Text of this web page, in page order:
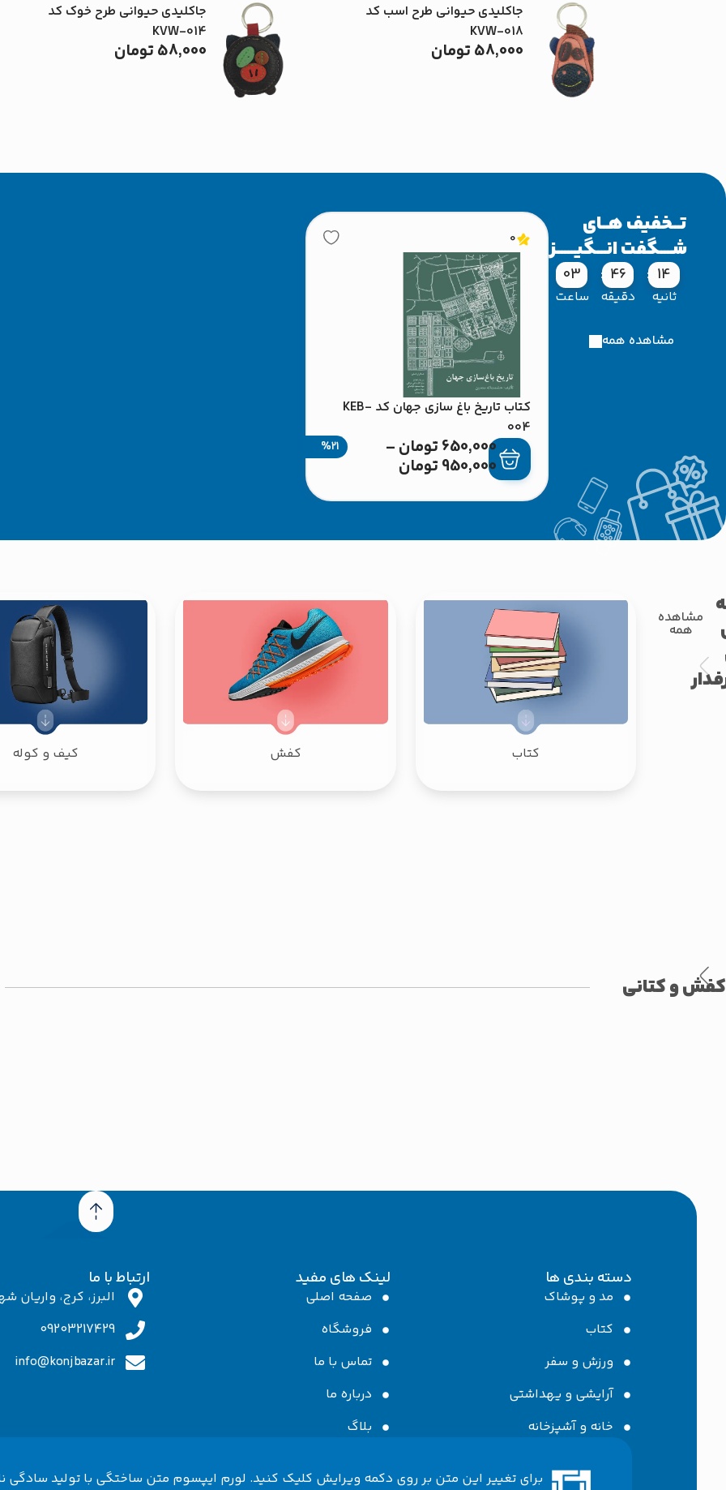
جاکلیدی حیوانی طرح اسب کد
KVW-018
58,000تومان
جاکلیدی حیوانی طرح خوک کد
KVW-014
58,000تومان
تــخفیف هــای
شــــگفت انـــگیــــــز
03
ساعت
46
دقیقه
13
ثانیه
مشاهده همه
کتاب تاریخ باغ سازی جهان کد KEB-
004
650,000تومان–
950,000تومان
%21
0
مشاهده
همه
کتاب کفش کیف و کوله
کفش و کتانی
دسته بندی ها
مد و پوشاک
کتاب
ورزش و سفر
آرایشی و یهداشتی
خانه و آشپزخانه
لینک های مفید
صفحه اصلی
فروشگاه
تماس با ما
درباره ما
بلاگ
ارتباط با ما
البرز، کرج، واریان
09203217429
info@konjbazar.ir
برای تغییر این متن بر روی دکمه ویرایش کلیک کنید. لورم ایپسوم متن ساختگی با تولید